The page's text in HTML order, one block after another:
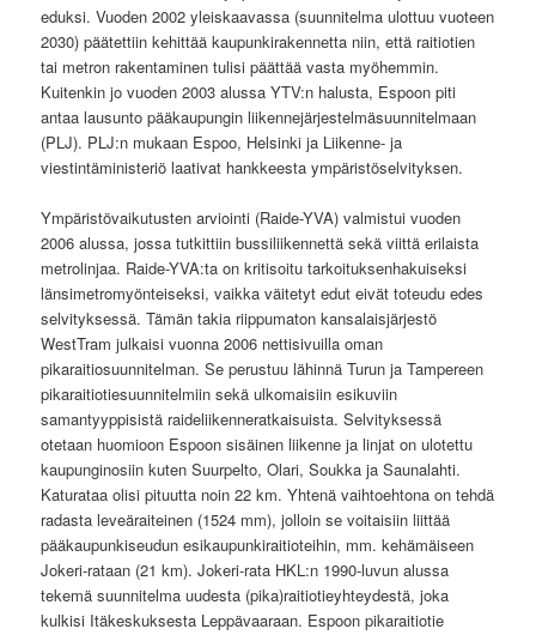
eduksi. Vuoden 2002 yleiskaavassa (suunnitelma ulottuu vuoteen
2030) päätettiin kehittää kaupunkirakennetta niin, että raitiotien
tai metron rakentaminen tulisi päättää vasta myöhemmin.
Kuitenkin jo vuoden 2003 alussa YTV:n halusta, Espoon piti
antaa lausunto pääkaupungin liikennejärjestelmäsuunnitelmaan
(PLJ). PLJ:n mukaan Espoo, Helsinki ja Liikenne- ja
viestintäministeriö laativat hankkeesta ympäristöselvityksen.
Ympäristövaikutusten arviointi (Raide-YVA) valmistui vuoden
2006 alussa, jossa tutkittiin bussiliikennettä sekä viittä erilaista
metrolinjaa. Raide-YVA:ta on kritisoitu tarkoituksenhakuiseksi
länsimetromyönteiseksi, vaikka väitetyt edut eivät toteudu edes
selvityksessä. Tämän takia riippumaton kansalaisjärjestö
WestTram julkaisi vuonna 2006 nettisivuilla oman
pikaraitiosuunnitelman. Se perustuu lähinnä Turun ja Tampereen
pikaraitiotiesuunnitelmiin sekä ulkomaisiin esikuviin
samantyyppisistä raideliikenneratkaisuista. Selvityksessä
otetaan huomioon Espoon sisäinen liikenne ja linjat on ulotettu
kaupunginosiin kuten Suurpelto, Olari, Soukka ja Saunalahti.
Katurataa olisi pituutta noin 22 km. Yhtenä vaihtoehtona on tehdä
radasta leveäraiteinen (1524 mm), jolloin se voitaisiin liittää
pääkaupunkiseudun esikaupunkiraitioteihin, mm. kehämäiseen
Jokeri-rataan (21 km). Jokeri-rata HKL:n 1990-luvun alussa
tekemä suunnitelma uudesta (pika)raitiotieyhteydestä, joka
kulkisi Itäkeskuksesta Leppävaaraan. Espoon pikaraitiotie